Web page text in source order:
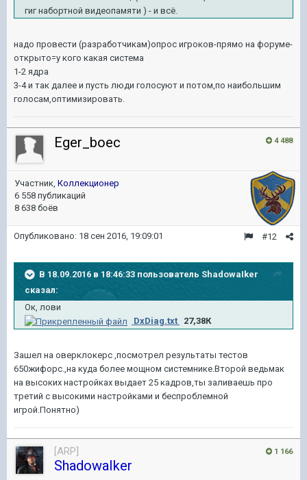
гиг набортной видеопамяти ) - и всё.
надо провести (разработчикам)опрос игроков-прямо на форуме-
открыто=у кого какая система
1-2 ядра
3-4 и так далее и пусть люди голосуют и потом,по наибольшим
голосам,оптимизировать.
4 488
Eger_boec
Участник, Коллекционер
6 558 публикаций
8 638 боёв
#12
Опубликовано: 18 сен 2016, 19:09:01
В 18.09.2016 в 18:46:33 пользователь ShadowaIker
сказал:
Ок, лови
DxDiag.txt
27,38К
Зашел на оверклокерс ,посмотрел результаты тестов
650жифорс.,на куда более мощном системнике.Второй ведьмак
на высоких настройках выдает 25 кадров,ты заливаешь про
третий с высокими настройками и беспроблемной
игрой.Понятно)
1 166
[ARP]
ShadowaIker